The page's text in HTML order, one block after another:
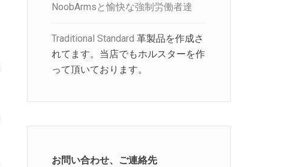
NoobArmsと愉快な強制労働者達
Traditional Standard 革製品を作成さ
れてます。当店でもホルスターを作
って頂いております。
お問い合わせ、ご連絡先